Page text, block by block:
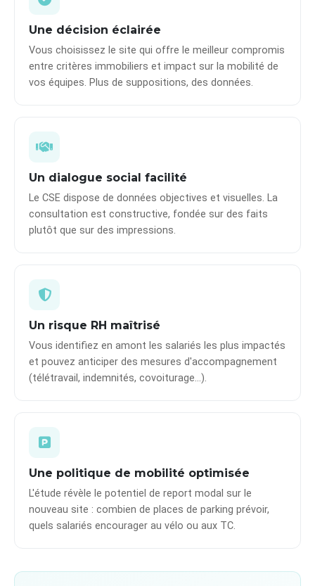
Une décision éclairée
Vous choisissez le site qui offre le meilleur compromis
entre critères immobiliers et impact sur la mobilité de
vos équipes. Plus de suppositions, des données.
Un dialogue social facilité
Le CSE dispose de données objectives et visuelles. La
consultation est constructive, fondée sur des faits
plutôt que sur des impressions.
Un risque RH maîtrisé
Vous identifiez en amont les salariés les plus impactés
et pouvez anticiper des mesures d'accompagnement
(télétravail, indemnités, covoiturage...).
Une politique de mobilité optimisée
L'étude révèle le potentiel de report modal sur le
nouveau site : combien de places de parking prévoir,
quels salariés encourager au vélo ou aux TC.